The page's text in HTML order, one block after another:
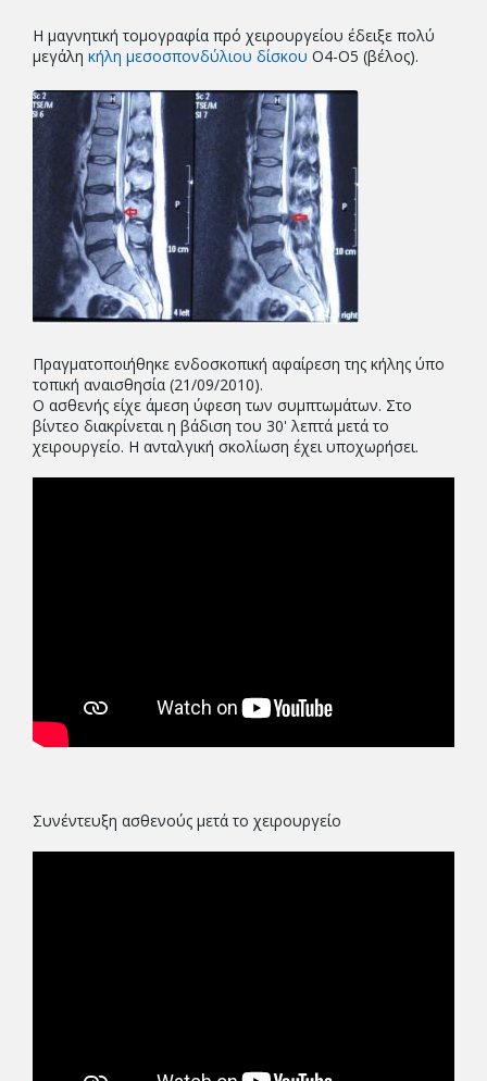
Η μαγνητική τομογραφία πρό χειρουργείου έδειξε πολύ
μεγάλη κήλη μεσοσπονδύλιου δίσκου Ο4-Ο5 (βέλος).
Πραγματοποιήθηκε ενδοσκοπική αφαίρεση της κήλης ύπο
τοπική αναισθησία (21/09/2010).
Ο ασθενής είχε άμεση ύφεση των συμπτωμάτων. Στο
βίντεο διακρίνεται η βάδιση του 30' λεπτά μετά το
χειρουργείο. Η ανταλγική σκολίωση έχει υποχωρήσει.
Συνέντευξη ασθενούς μετά το χειρουργείο